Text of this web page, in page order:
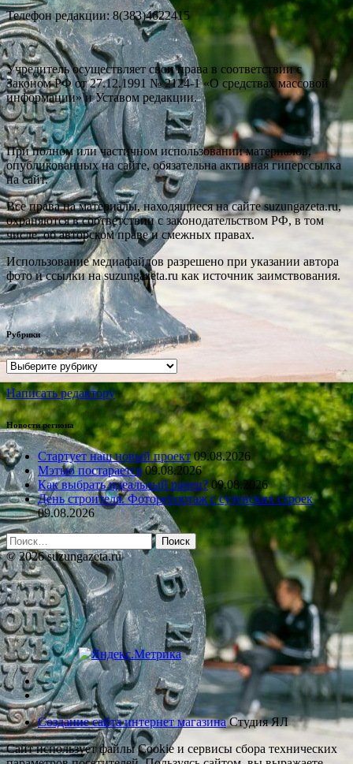
Телефон редакции: 8(383)4622415
Учредитель осуществляет свои права в соответствии с
Законом РФ от 27.12.1991 № 2124-1 «О средствах массовой
информации» и Уставом редакции.
При полном или частичном использовании материалов,
опубликованных на сайте, обязательна активная гиперссылка
на сайт.
Все права на материалы, находящиеся на сайте suzungazeta.ru,
охраняются в соответствии с законодательством РФ, в том
числе, об авторском праве и смежных правах.
Использование медиафайлов разрешено при указании автора
фото и ссылки на suzungazeta.ru как источник заимствования.
Рубрики
Рубрики
Написать редактору
Новости региона
Стартует наш новый проект 09.08.2026
Мэтью постарается 09.08.2026
Как выбрать идеальный ранец? 09.08.2026
День строителя. Фоторепортаж с сузунских строек
09.08.2026
Найти:
© 2026 suzungazeta.ru
Создание сайта интернет магазинаСтудия ЯЛ
Сайт использует файлы Cookie и сервисы сбора технических